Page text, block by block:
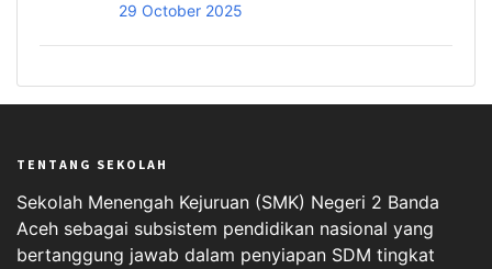
29 October 2025
TENTANG SEKOLAH
Sekolah Menengah Kejuruan (SMK) Negeri 2 Banda
Aceh sebagai subsistem pendidikan nasional yang
bertanggung jawab dalam penyiapan SDM tingkat